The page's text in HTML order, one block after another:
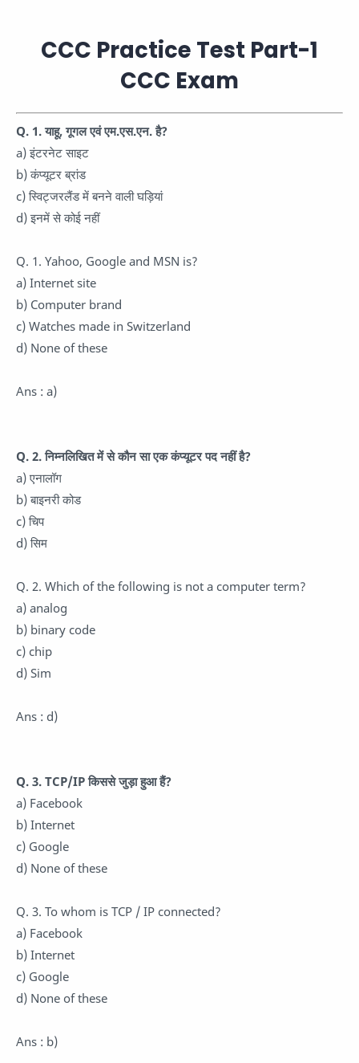
CCC Practice Test Part-1
CCC Exam
Q. 1. याहू, गूगल एवं एम.एस.एन. है?
a) इंटरनेट साइट
b) कंप्यूटर ब्रांड
c) स्विट्जरलैंड में बनने वाली घड़ियां
d) इनमें से कोई नहीं
Q. 1. Yahoo, Google and MSN is?
a) Internet site
b) Computer brand
c) Watches made in Switzerland
d) None of these
Ans : a)
Q. 2. निम्नलिखित में से कौन सा एक कंप्यूटर पद नहीं है?
a) एनालॉग
b) बाइनरी कोड
c) चिप
d) सिम
Q. 2. Which of the following is not a computer term?
a) analog
b) binary code
c) chip
d) Sim
Ans : d)
Q. 3. TCP/IP किससे जुड़ा हुआ हैं?
a) Facebook
b) Internet
c) Google
d) None of these
Q. 3. To whom is TCP / IP connected?
a) Facebook
b) Internet
c) Google
d) None of these
Ans : b)